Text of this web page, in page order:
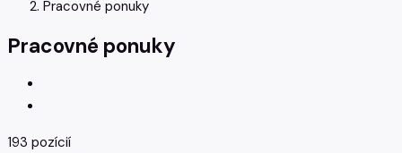
Pracovné ponuky
Pracovné ponuky
193 pozícií